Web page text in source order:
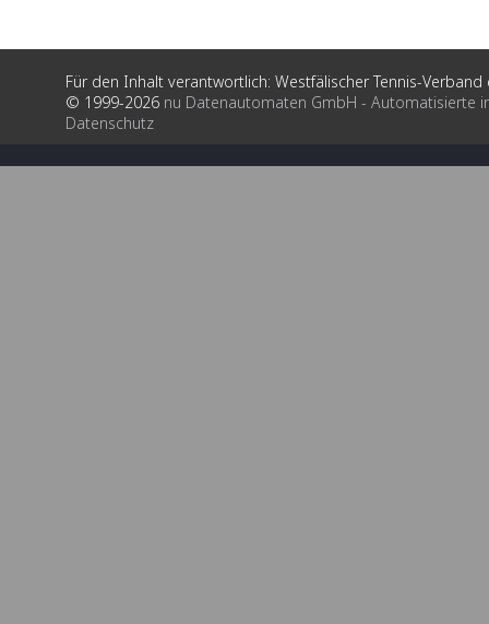
Für den Inhalt verantwortlich: Westfälischer Tennis-Verband
© 1999-2026 nu Datenautomaten GmbH - Automatisierte
Datenschutz